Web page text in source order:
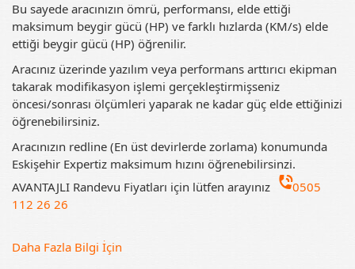
Bu sayede aracınızın ömrü, performansı, elde ettiği
maksimum beygir gücü (HP) ve farklı hızlarda (KM/s) elde
ettiği beygir gücü (HP) öğrenilir.
Aracınız üzerinde yazılım veya performans arttırıcı ekipman
takarak modifikasyon işlemi gerçekleştirmişseniz
öncesi/sonrası ölçümleri yaparak ne kadar güç elde ettiğinizi
öğrenebilirsiniz.
Aracınızın redline (En üst devirlerde zorlama) konumunda
Eskişehir Expertiz maksimum hızını öğrenebilirsinzi.
AVANTAJLI Randevu Fiyatları için lütfen arayınız phone_in_talk0505
112 26 26
Daha Fazla Bilgi İçin